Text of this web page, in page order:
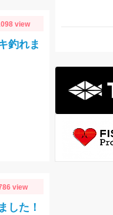
view
釣れま
view
した！